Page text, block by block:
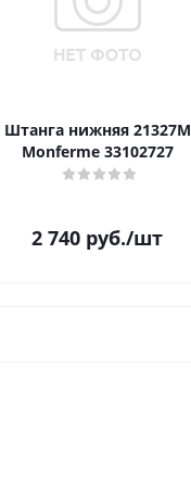
Штанга нижняя 21327M
Monferme 33102727
2 740 руб./шт